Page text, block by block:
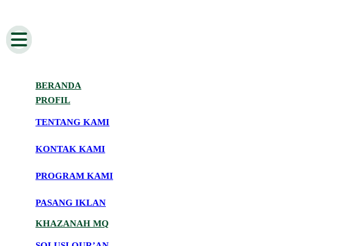
BERANDA
PROFIL
TENTANG KAMI
KONTAK KAMI
PROGRAM KAMI
PASANG IKLAN
KHAZANAH MQ